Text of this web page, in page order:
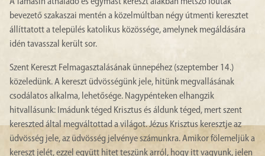
bevezető szakaszai mentén a közelmúltban négy útmenti keresztet
állíttatott a település katolikus közössége, amelynek megáldására
idén tavasszal került sor.
Szent Kereszt Felmagasztalásának ünnepéhez (szeptember 14.)
közeledünk. A kereszt üdvösségünk jele, hitünk megvallásának
csodálatos alkalma, lehetősége. Nagypénteken elhangzik
hitvallásunk: Imádunk téged Krisztus és áldunk téged, mert szent
kereszted által megváltottad a világot. Jézus Krisztus keresztje az
üdvösség jele, az üdvösség jelvénye számunkra. Amikor fölemeljük a
kereszt jelét, ezzel együtt hitet teszünk arról, hogy itt vagyunk, jelen